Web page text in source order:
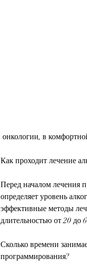
онкологии, в
Как проходит лечение
Перед началом лечения
определяет уровень
эффективные методы
длительностью от 20 до
Сколько времени
программирования?